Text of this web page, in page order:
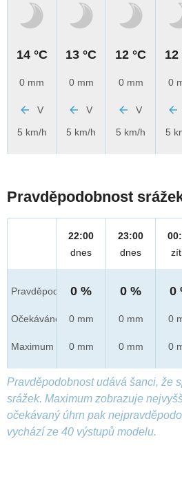
14 °C
0 mm
V
5 km/h
13 °C
0 mm
V
5 km/h
12 °C
0 mm
V
5 km/h
12
0
5
Pravděpodobnost
Pravděpod.
Očekáváno
Maximum
22:00
dnes
0 %
0 mm
0 mm
23:00
dnes
0 %
0 mm
0 mm
0
0
0
Pravděpodobnost udává šanci, že
srážek. Maximum zobrazuje
očekávaný úhrn pak
vychází ze 40 výstupů modelu.